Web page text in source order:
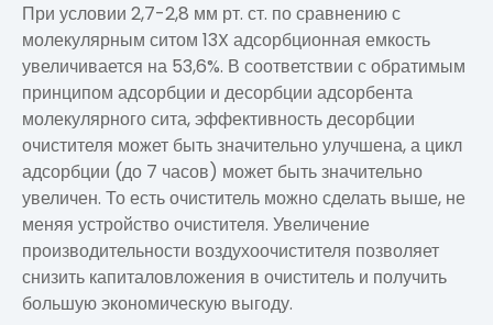
При условии 2,7-2,8 мм рт. ст. по сравнению с
молекулярным ситом 13X адсорбционная емкость
увеличивается на 53,6%. В соответствии с обратимым
принципом адсорбции и десорбции адсорбента
молекулярного сита, эффективность десорбции
очистителя может быть значительно улучшена, а цикл
адсорбции (до 7 часов) может быть значительно
увеличен. То есть очиститель можно сделать выше, не
меняя устройство очистителя. Увеличение
производительности воздухоочистителя позволяет
снизить капиталовложения в очиститель и получить
большую экономическую выгоду.